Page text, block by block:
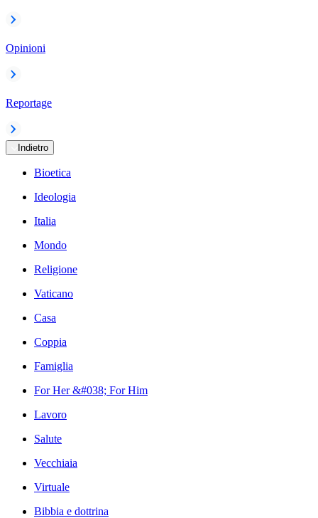
Opinioni
Reportage
Indietro
Bioetica
Ideologia
Italia
Mondo
Religione
Vaticano
Casa
Coppia
Famiglia
For Her &#038; For Him
Lavoro
Salute
Vecchiaia
Virtuale
Bibbia e dottrina